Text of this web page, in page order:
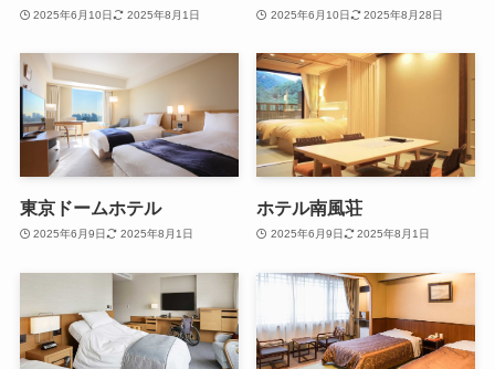
2025年6月10日 2025年8月1日 2025年6月10日 2025年8月28日
東京ドームホテル
2025年6月9日 2025年8月1日
ホテル南風荘
2025年6月9日 2025年8月1日